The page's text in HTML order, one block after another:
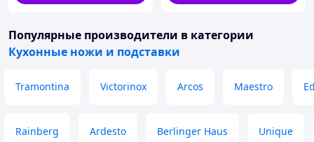
Популярные производители в категории
Кухонные ножи и подставки
Tramontina Victorinox Arcos Maestro
Rainberg Ardesto Berlinger Haus Unique